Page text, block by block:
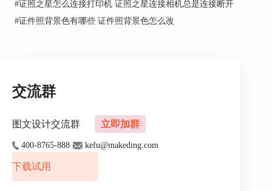
图片2：有领衬衣
2.不穿奇装异服
拍证件照时，切记不要穿奇装异服，也不能戴颜色
过于夸张的美瞳和假睫毛，不然会显得不庄重。而
#证照之星怎么连接打印机 证照之星连接相机总是连接断开
#证件照背景色有哪些 证件照背景色怎么改
交流群
图文设计交流群 立即加群
400-8765-888 kefu@makeding.com
下载试用